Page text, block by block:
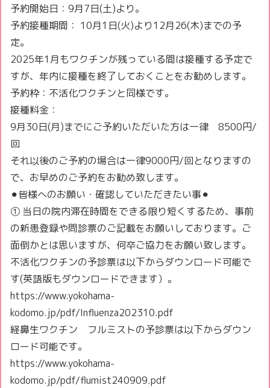
予約開始日：9月7日(土)より。
予約接種期間： 10月1日(火)より12月26(木)までの予
定。
2025年1月もワクチンが残っている間は接種する予定で
すが、年内に接種を終了しておくことをお勧めします。
予約枠：不活化ワクチンと同様です。
接種料金：
9月30日(月)までにご予約いただいた方は一律 8500円/
回
それ以後のご予約の場合は一律9000円/回となりますの
で、お早めのご予約をお勧め致します。
⚫︎皆様へのお願い・確認していただきたい事⚫︎
① 当日の院内滞在時間をできる限り短くするため、事前
の新患登録や問診票のご記載をお願いしております。ご
面倒かとは思いますが、何卒ご協力をお願い致します。
不活化ワクチンの予診票は以下からダウンロード可能で
す(英語版もダウンロードできます）。
https://www.yokohama-
kodomo.jp/pdf/Influenza202310.pdf
経鼻生ワクチン フルミストの予診票は以下からダウン
ロード可能です。
https://www.yokohama-
kodomo.jp/pdf/flumist240909.pdf